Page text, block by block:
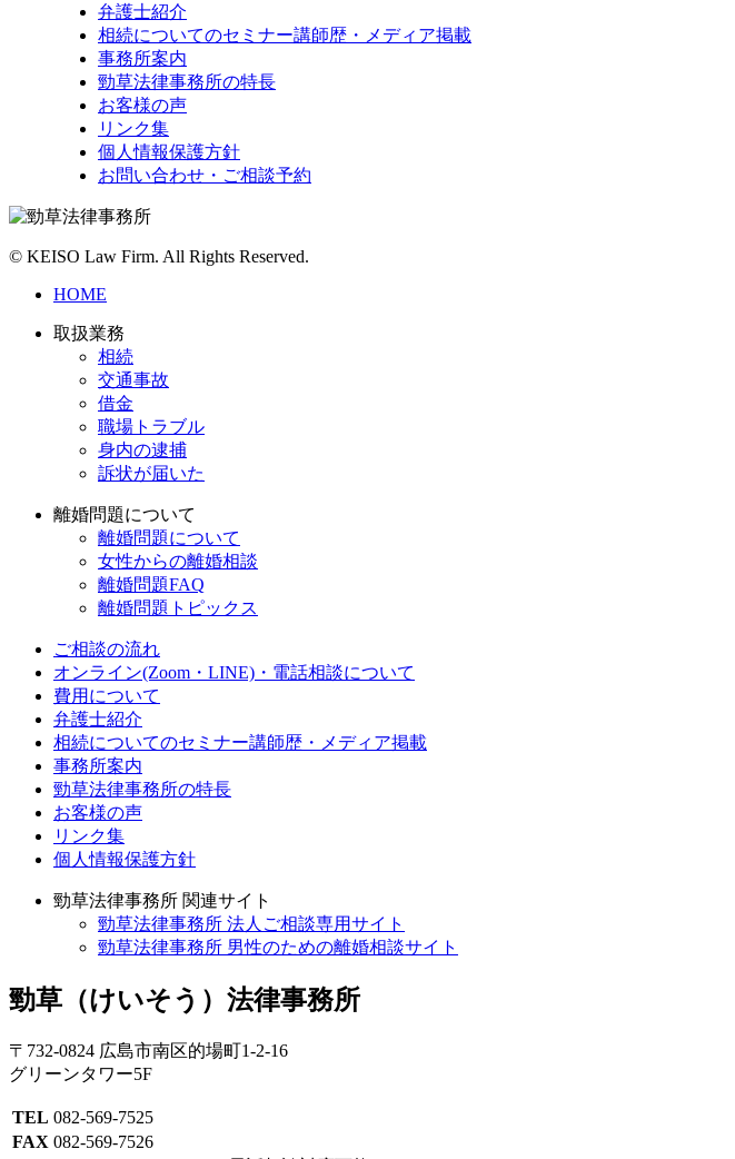
弁護士紹介
相続についてのセミナー講師歴・メディア掲載
事務所案内
勁草法律事務所の特長
お客様の声
リンク集
個人情報保護方針
お問い合わせ・ご相談予約
© KEISO Law Firm. All Rights Reserved.
HOME
取扱業務
相続
交通事故
借金
職場トラブル
身内の逮捕
訴状が届いた
離婚問題について
離婚問題について
女性からの離婚相談
離婚問題FAQ
離婚問題トピックス
ご相談の流れ
オンライン(Zoom・LINE)・電話相談について
費用について
弁護士紹介
相続についてのセミナー講師歴・メディア掲載
事務所案内
勁草法律事務所の特長
お客様の声
リンク集
個人情報保護方針
勁草法律事務所 関連サイト
勁草法律事務所 法人ご相談専用サイト
勁草法律事務所 男性のための離婚相談サイト
勁草 （けいそう） 法律事務所
〒732-0824 広島市南区的場町1-2-16
グリーンタワー5F
TEL 082-569-7525
FAX 082-569-7526